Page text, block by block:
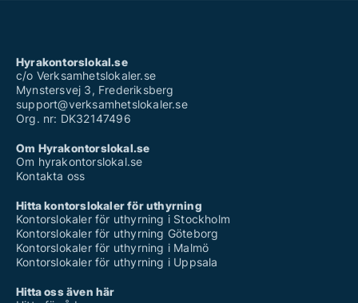
Hyrakontorslokal.se
c/o Verksamhetslokaler.se
Mynstersvej 3, Frederiksberg
support@verksamhetslokaler.se
Org. nr: DK32147496
Om Hyrakontorslokal.se
Om hyrakontorslokal.se
Kontakta oss
Hitta kontorslokaler för uthyrning
Kontorslokaler för uthyrning i Stockholm
Kontorslokaler för uthyrning Göteborg
Kontorslokaler för uthyrning i Malmö
Kontorslokaler för uthyrning i Uppsala
Hitta oss även här